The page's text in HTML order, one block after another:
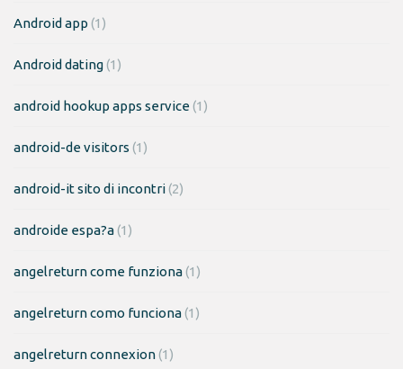
Android app (1)
Android dating(1)
android hookup apps service(1)
android-de visitors (1)
android-it sito di incontri(2)
androide espa?a(1)
angelreturn come funziona(1)
angelreturn como funciona(1)
angelreturn connexion(1)